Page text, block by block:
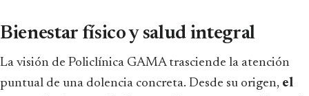
Bienestar físico y salud integral
La visión de Policlínica GAMA trasciende la atención
puntual de una dolencia concreta. Desde su origen, el